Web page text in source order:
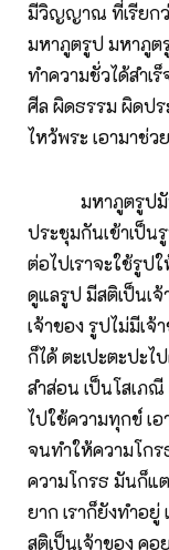
มีวิญญาณ ที่เรียกว่
มหาภูตรูป มหาภูต
ทำความชั่วได้สำเ
ศีล ผิดธรรม ผิดปร
ไหว้พระ เอามาช่
มหาภูตรูปมันป
ประชุมกันเข้าเป็
ต่อไปเราจะใช้รูป
ดูแลรูป มีสติเป็นเ
เจ้าของ รูปไม่มีเจ้
ก็ได้ ตะเปะตะปะ
สำส่อน เป็นโสเภณี
ไปใช้ความทุกข์ เ
จนทำให้ความโกร
ความโกรธ มันก็แ
ยาก เราก็ยังทำอยู่
สติเป็นเจ้าของ ค